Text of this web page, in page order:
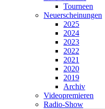
Tourneen
Neuerscheinungen
2025
2024
2023
2022
2021
2020
2019
Archiv
Videopremieren
Radio-Show